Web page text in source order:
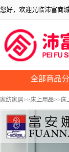
您好，欢迎光临沛富商
全部商品
家纺家居>>床上用品>>床